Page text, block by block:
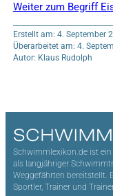
Weiter zum Begriff
Erstellt am: 4. September
Überarbeitet am: 4.
Autor: Klaus Rudolph
Schwimmlexikon.de ist
als langjähriger
Weggefährten bereitstellt.
Sportler, Trainer und